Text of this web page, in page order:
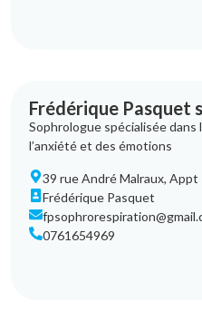
Frédérique Pasquet
Sophrologue spécialisée
l’anxiété et des émotions
39 rue André Malraux, Appt
Frédérique Pasquet
0761654969